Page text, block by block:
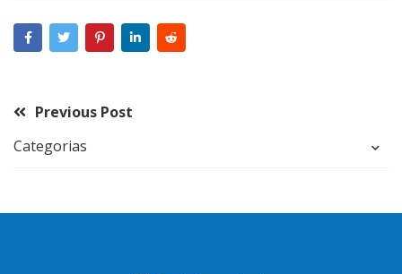
Previous Post
Categorias